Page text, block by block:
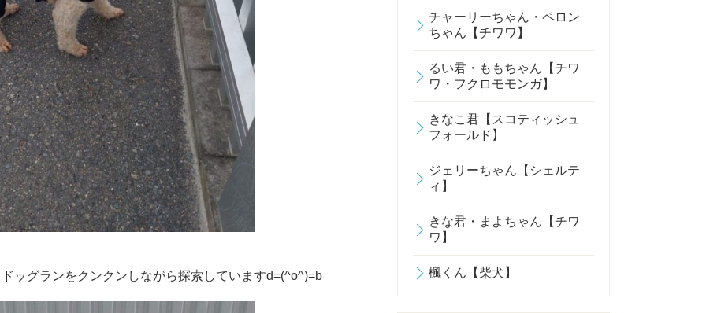
ッグランをクンクンしながら探索していますd=(^o^)=b
チャーリーちゃん・ペロン
ちゃん【チワワ】
るい君・ももちゃん【チワ
ワ・フクロモモンガ】
きなこ君【スコティッシュ
フォールド】
ジェリーちゃん【シェルテ
ィ】
きな君・まよちゃん【チワ
ワ】
楓くん【柴犬】